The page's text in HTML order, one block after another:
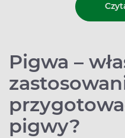
Pigwa –
pigwy?